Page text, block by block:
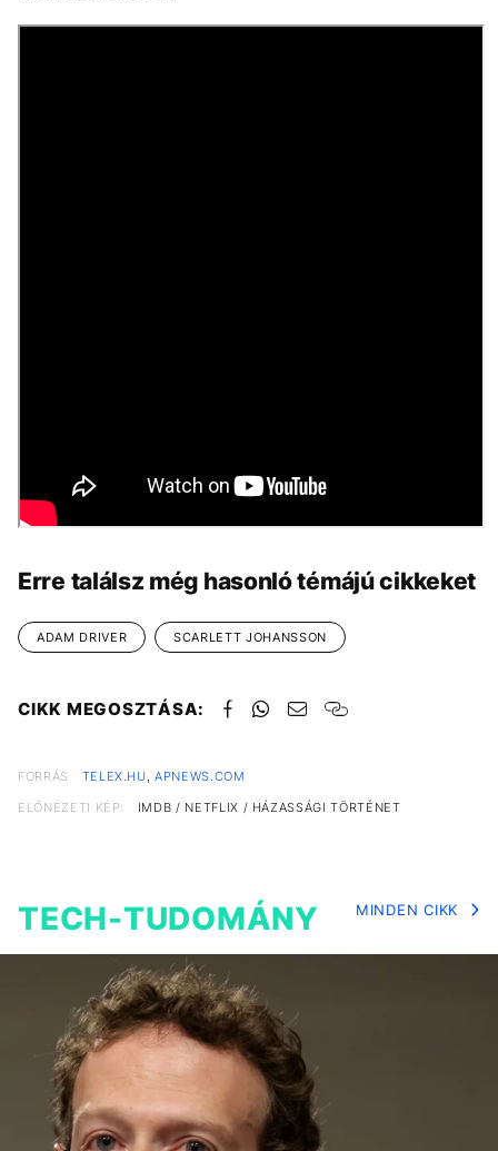
Erre találsz még hasonló témájú cikkeket
ADAM DRIVER SCARLETT JOHANSSON
CIKK MEGOSZTÁSA:
FORRÁS TELEX.HU,APNEWS.COM
ELŐNÉZETI KÉP:
IMDB / NETFLIX / HÁZASSÁGI TÖRTÉNET
TECH-TUDOMÁNY MINDEN CIKK